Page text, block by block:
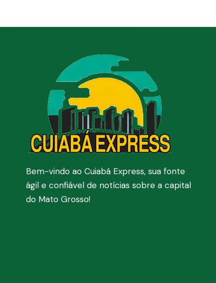
Bem-vindo ao Cuiabá Express, sua fonte
ágil e confiável de notícias sobre a capital
do Mato Grosso!